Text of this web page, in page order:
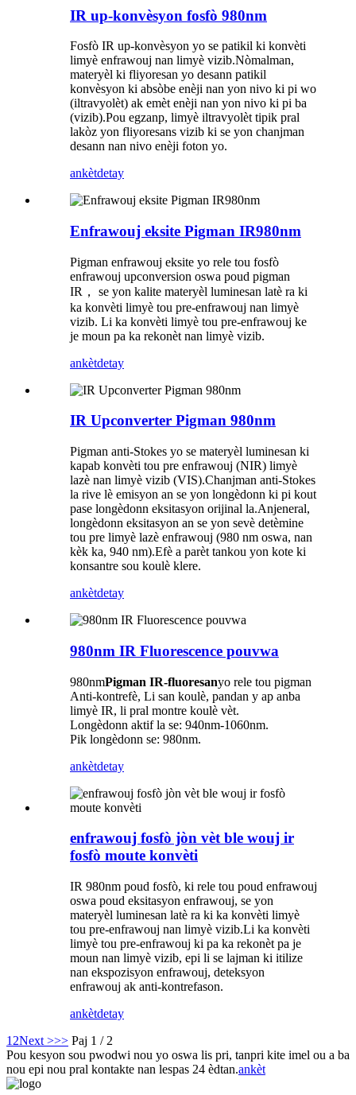
IR up-konvèsyon fosfò 980nm
Fosfò IR up-konvèsyon yo se patikil ki konvèti
limyè enfrawouj nan limyè vizib.Nòmalman,
materyèl ki fliyoresan yo desann patikil
konvèsyon ki absòbe enèji nan yon nivo ki pi wo
(iltravyolèt) ak emèt enèji nan yon nivo ki pi ba
(vizib).Pou egzanp, limyè iltravyolèt tipik pral
lakòz yon fliyoresans vizib ki se yon chanjman
desann nan nivo enèji foton yo.
ankètdetay
Enfrawouj eksite Pigman IR980nm
Pigman enfrawouj eksite yo rele tou fosfò
enfrawouj upconversion oswa poud pigman
IR， se yon kalite materyèl luminesan latè ra ki
ka konvèti limyè tou pre-enfrawouj nan limyè
vizib. Li ka konvèti limyè tou pre-enfrawouj ke
je moun pa ka rekonèt nan limyè vizib.
ankètdetay
IR Upconverter Pigman 980nm
Pigman anti-Stokes yo se materyèl luminesan ki
kapab konvèti tou pre enfrawouj (NIR) limyè
lazè nan limyè vizib (VIS).Chanjman anti-Stokes
la rive lè emisyon an se yon longèdonn ki pi kout
pase longèdonn eksitasyon orijinal la.Anjeneral,
longèdonn eksitasyon an se yon sevè detèmine
tou pre limyè lazè enfrawouj (980 nm oswa, nan
kèk ka, 940 nm).Efè a parèt tankou yon kote ki
konsantre sou koulè klere.
ankètdetay
980nm IR Fluorescence pouvwa
980nmPigman IR-fluoresanyo rele tou pigman
Anti-kontrefè, Li san koulè, pandan y ap anba
limyè IR, li pral montre koulè vèt.
Longèdonn aktif la se: 940nm-1060nm.
Pik longèdonn se: 980nm.
ankètdetay
enfrawouj fosfò jòn vèt ble wouj ir
fosfò moute konvèti
IR 980nm poud fosfò, ki rele tou poud enfrawouj
oswa poud eksitasyon enfrawouj, se yon
materyèl luminesan latè ra ki ka konvèti limyè
tou pre-enfrawouj nan limyè vizib.Li ka konvèti
limyè tou pre-enfrawouj ki pa ka rekonèt pa je
moun nan limyè vizib, epi li se lajman ki itilize
nan ekspozisyon enfrawouj, deteksyon
enfrawouj ak anti-kontrefason.
ankètdetay
1 2Next >>> Paj 1 / 2
Pou kesyon sou pwodwi nou yo oswa lis pri, tanpri kite imel ou a ba
nou epi nou pral kontakte nan lespas 24 èdtan.ankèt